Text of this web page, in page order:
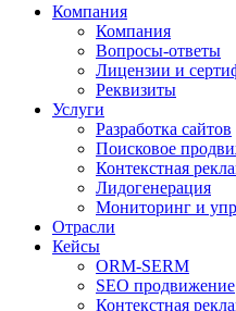
Компания
Компания
Вопросы-ответы
Лицензии и
Реквизиты
Услуги
Разработка сайтов
Поисковое
Контекстная
Лидогенерация
Мониторинг и
Отрасли
Кейсы
ORM-SERM
SEO продвижение
Контекстная